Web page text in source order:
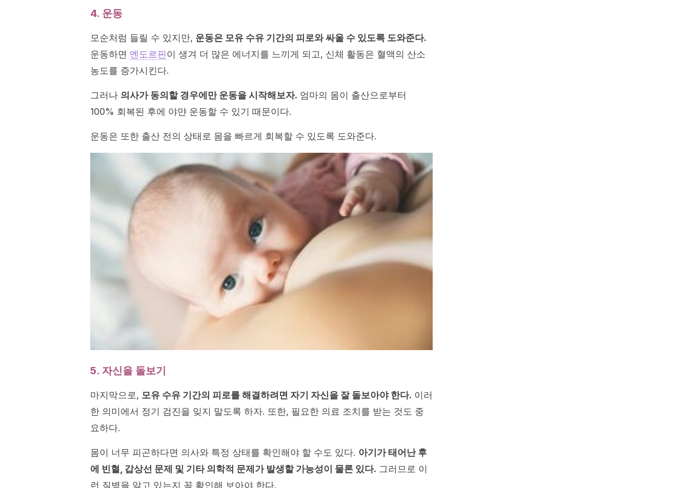
4. 운동
모순처럼 들릴 수 있지만, 운동은 모유 수유 기간의 피로와 싸울 수 있도록 도와준다.
운동하면 엔도르핀이 생겨 더 많은 에너지를 느끼게 되고, 신체 활동은 혈액의 산소
농도를 증가시킨다.
그러나 의사가 동의할 경우에만 운동을 시작해보자. 엄마의 몸이 출산으로부터
100% 회복된 후에 야먄 운동할 수 있기 때문이다.
운동은 또한 출산 전의 상태로 몸을 빠르게 회복할 수 있도록 도와준다.
5. 자신을 돌보기
마지막으로, 모유 수유 기간의 피로를 해결하려면 자기 자신을 잘 돌보아야 한다. 이러
한 의미에서 정기 검진을 잊지 말도록 하자. 또한, 필요한 의료 조치를 받는 것도 중
요하다.
몸이 너무 피곤하다면 의사와 특정 상태를 확인해야 할 수도 있다. 아기가 태어난 후
에 빈혈, 갑상선 문제 및 기타 의학적 문제가 발생할 가능성이 물론 있다. 그러므로 이
런 질병을 앓고 있는지 꼭 확인해 보아야 한다.